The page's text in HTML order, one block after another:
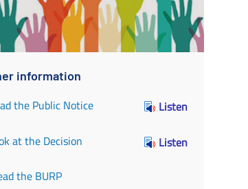
information
the Public Notice Listen
at the Decision Listen
the BURP